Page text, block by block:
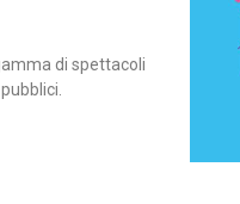
di spettacoli